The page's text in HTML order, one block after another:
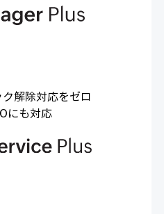
解除対応をゼロ
にも対応